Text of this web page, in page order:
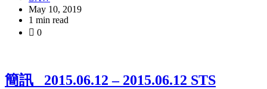
May 10, 2019
1 min read
0
簡訊_ 2015.06.12 – 2015.06.12 STS